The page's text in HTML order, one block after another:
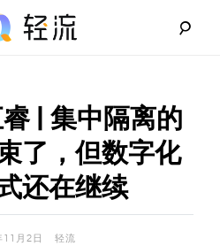
| 集中隔离的
了，但数字化
还在继续
月2日 轻流